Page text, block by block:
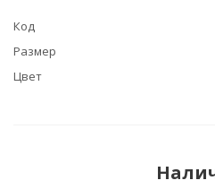
Код
Размер
Цвет